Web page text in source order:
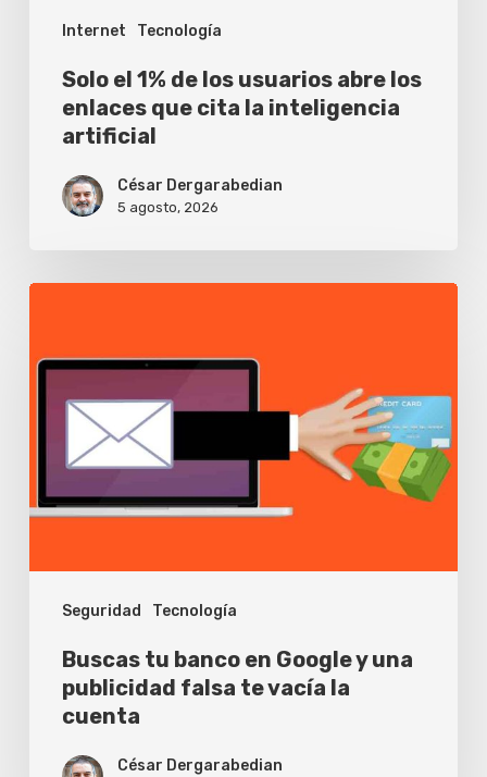
Internet Tecnología
inteligencia
artificial
Solo el 1% de los usuarios abre los
enlaces que cita la inteligencia
artificial
César Dergarabedian
5 agosto, 2026
Seguridad Tecnología
banco
una
falsa
vacía
cuenta
Buscas tu banco en Google y una
publicidad falsa te vacía la
cuenta
César Dergarabedian